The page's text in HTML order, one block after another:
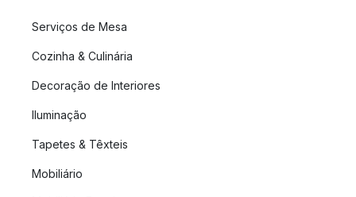
Serviços de Mesa
Cozinha & Culinária
Decoração de Interiores
Iluminação
Tapetes & Têxteis
Mobiliário